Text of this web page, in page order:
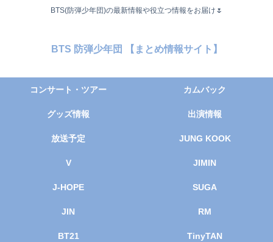
BTS(防弾少年団)の最新情報や役立つ情報をお届け🌷
BTS 防弾少年団 【まとめ情報サイト】
コンサート・ツアー カムバック
グッズ情報 出演情報
放送予定 JUNG KOOK
V JIMIN
J-HOPE SUGA
JIN RM
BT21 TinyTAN